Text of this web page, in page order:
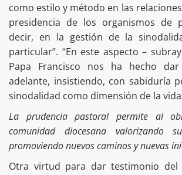
como estilo y método en las
presidencia de los organismos de
decir, en la gestión de la
particular”. “En este aspecto –
Papa Francisco nos ha hecho
adelante, insistiendo, con sabiduría
sinodalidad como dimensión de la vida
La prudencia pastoral permite al
comunidad diocesana valorizando
promoviendo nuevos caminos y nuevas
Otra virtud para dar testimonio del